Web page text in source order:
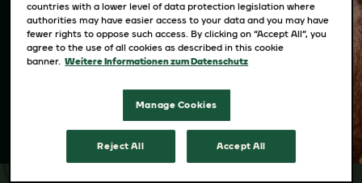
Ganz gleich, ob du ganze Bohnen,
Filterkaffee oder die Intensität von Espresso
bevorzugst – fülle deine Tasse nach Belieben.
countries with a lower level of data protection legislation where
authorities may have easier access to your data and you may have
fewer rights to oppose such access. By clicking on “Accept All”, you
agree to the use of all cookies as described in this cookie
banner. Weitere Informationen zum Datenschutz
Manage Cookies
Reject All Accept All